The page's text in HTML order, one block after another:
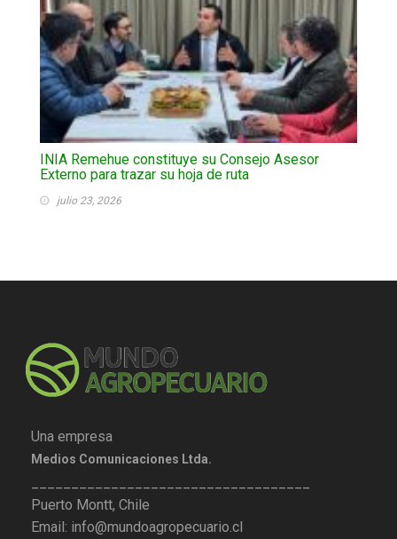
INIA Remehue constituye su Consejo Asesor
Externo para trazar su hoja de ruta
julio 23, 2026
Una empresa
Medios Comunicaciones Ltda.
Puerto Montt, Chile
Email: info@mundoagropecuario.cl